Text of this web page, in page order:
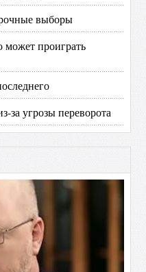
выборы
проиграть
угрозы переворота